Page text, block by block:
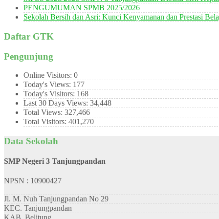
PENGUMUMAN SPMB 2025/2026
Sekolah Bersih dan Asri: Kunci Kenyamanan dan Prestasi
Daftar GTK
Pengunjung
Online Visitors: 0
Today's Views: 177
Today's Visitors: 168
Last 30 Days Views: 34,448
Total Views: 327,466
Total Visitors: 401,270
Data Sekolah
SMP Negeri 3 Tanjungpandan
NPSN : 10900427
Jl. M. Nuh Tanjungpandan No 29
KEC. Tanjungpandan
KAB. Belitung